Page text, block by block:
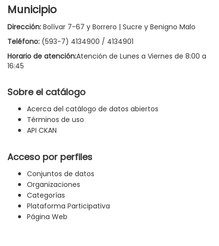
Municipio
Dirección: Bolívar 7-67 y Borrero | Sucre y Benigno Malo
Teléfono: (593-7) 4134900 / 4134901
Horario de atención:Atención de Lunes a Viernes de 8:00 a
16:45
Sobre el catálogo
Acerca del catálogo de datos abiertos
Términos de uso
API CKAN
Acceso por perfiles
Conjuntos de datos
Organizaciones
Categorías
Plataforma Participativa
Página Web